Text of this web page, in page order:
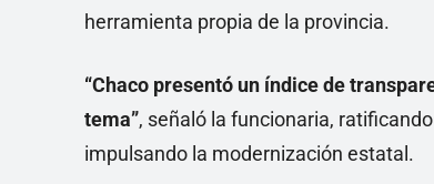
herramienta propia de la provincia.
“Chaco presentó un índice de
tema”, señaló la funcionaria,
impulsando la modernización estatal.